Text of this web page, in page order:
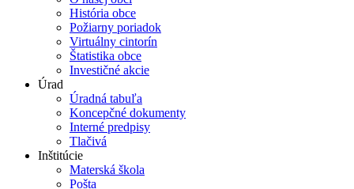
História obce
Požiarny poriadok
Virtuálny cintorín
Štatistika obce
Investičné akcie
Úrad
Úradná tabuľa
Koncepčné dokumenty
Interné predpisy
Tlačivá
Inštitúcie
Materská škola
Pošta